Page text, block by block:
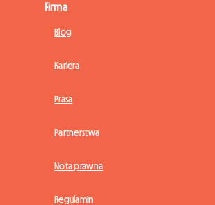
Firma
Blog
Kariera
Prasa
Partnerstwa
Nota prawna
Regulamin